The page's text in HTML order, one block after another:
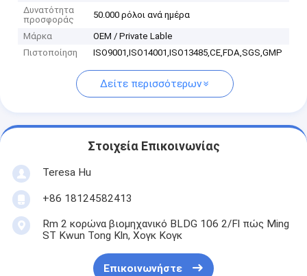
Δυνατότητα
προσφοράς
50.000 ρόλοι ανά ημέρα
Μάρκα
OEM / Private Lable
Πιστοποίηση
ISO9001,ISO14001,ISO13485,CE,FDA,SGS,GMP
Δείτε περισσότερων
Στοιχεία Επικοινωνίας
Teresa Hu
+86 18124582413
Rm 2 κορώνα βιομηχανικό BLDG 106 2/Fl πώς Ming
ST Kwun Tong Kln, Χογκ Κογκ
Επικοινωνήστε